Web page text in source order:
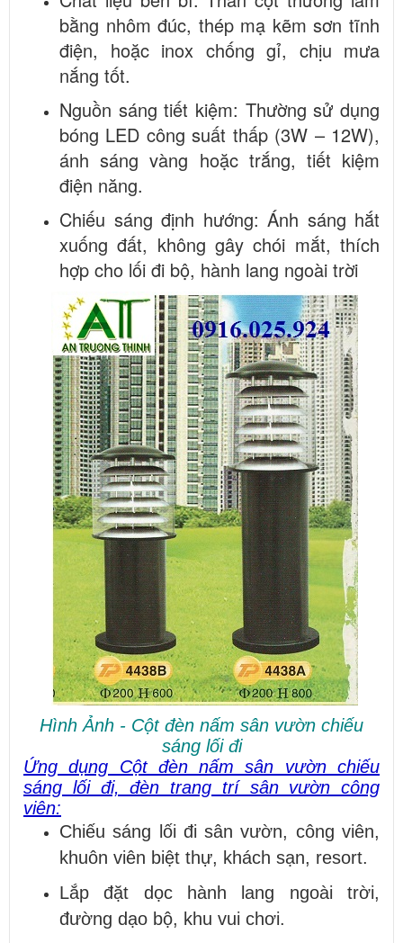
bằng nhôm đúc, thép mạ kẽm sơn tĩnh
điện, hoặc inox chống gỉ, chịu mưa
nắng tốt.
Nguồn sáng tiết kiệm: Thường sử dụng
bóng LED công suất thấp (3W – 12W),
ánh sáng vàng hoặc trắng, tiết kiệm
điện năng.
Chiếu sáng định hướng: Ánh sáng hắt
xuống đất, không gây chói mắt, thích
hợp cho lối đi bộ, hành lang ngoài trời
Hình Ảnh - Cột đèn nấm sân vườn chiếu
sáng lối đi
Ứng dụng Cột đèn nấm sân vườn chiếu
sáng lối đi, đèn trang trí sân vườn công
viên:
Chiếu sáng lối đi sân vườn, công viên,
khuôn viên biệt thự, khách sạn, resort.
Lắp đặt dọc hành lang ngoài trời,
đường dạo bộ, khu vui chơi.